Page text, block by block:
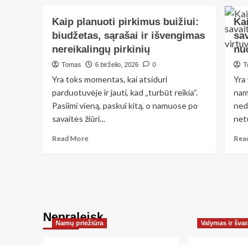
ir
patogumas:
kaip
pasirinkti
sieninį
kondicionierių
pagal
triukšmo
Kaip planuoti pirkimus buižiui:
biudžetas, sąrašai ir išvengimas
nereikalingų pirkinių
Tomas 6 birželio, 2026 0
Yra toks momentas, kai atsiduri
parduotuvėje ir jauti, kad „turbūt reikia“.
Pasiimi vieną, paskui kitą, o namuose po
savaitės žiūri...
Read MoreRead
biudžetas,
sąrašai
Yra
Nepraleisk
Namų priežiūra Valymas ir